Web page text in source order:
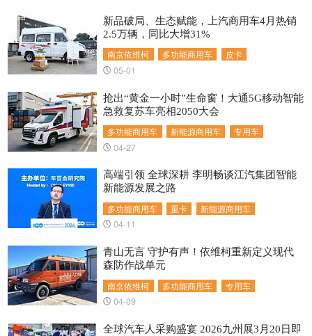
南京依维柯 多功能商用车 皮卡
新品破局、生态赋能，上汽商用车4月热销
2.5万辆，同比大增31%
05-01
多功能商用车 新能源商用车 专用车
抢出“黄金一小时”生命窗！大通5G移动智能
急救复苏车亮相2050大会
04-27
多功能商用车 重卡 新能源商用车
高端引领 全球深耕 李明畅谈江汽集团智能
新能源发展之路
04-11
南京依维柯 多功能商用车 专用车
青山无言 守护有声！依维柯重新定义现代
森防作战单元
04-09
全球汽车人采购盛宴 2026九州展3月20日即